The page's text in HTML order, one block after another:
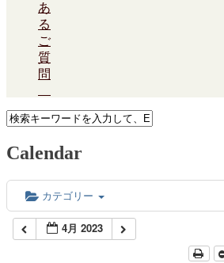
あ
る
ご
質
問
Calendar
カテゴリー
4月 2023